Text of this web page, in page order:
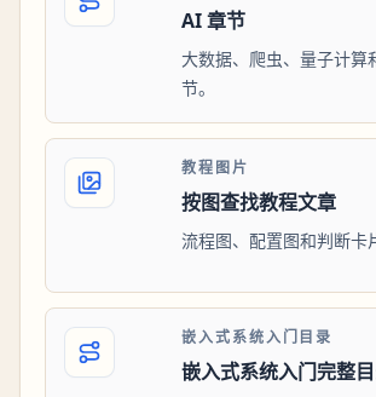
AI 章节
大数据、爬虫、量子计算
节。
教程图片
按图查找教程文章
流程图、配置图和判断卡
嵌入式系统入门目录
嵌入式系统入门完整